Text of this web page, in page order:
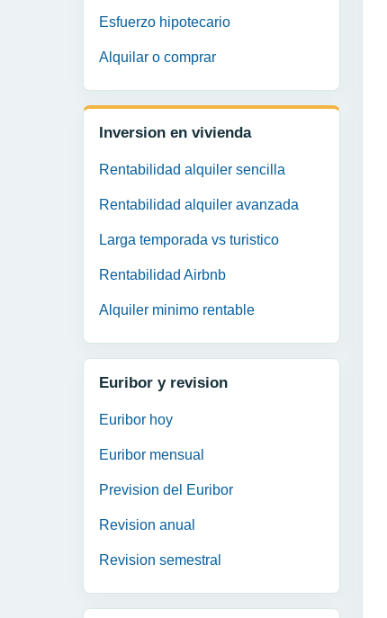
Esfuerzo hipotecario
Alquilar o comprar
Inversion en vivienda
Rentabilidad alquiler sencilla
Rentabilidad alquiler avanzada
Larga temporada vs turistico
Rentabilidad Airbnb
Alquiler minimo rentable
Euribor y revision
Euribor hoy
Euribor mensual
Prevision del Euribor
Revision anual
Revision semestral